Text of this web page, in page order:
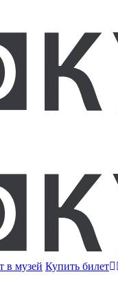
в музей Купить билет